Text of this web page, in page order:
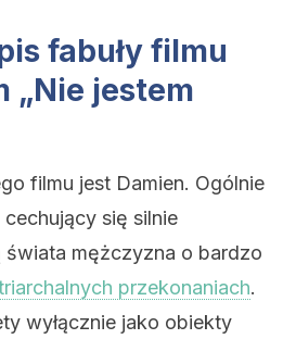
fabuły filmu
„Nie jestem
filmu jest Damien. Ogólnie
się silnie
mężczyzna o bardzo
przekonaniach.
wyłącznie jako obiekty